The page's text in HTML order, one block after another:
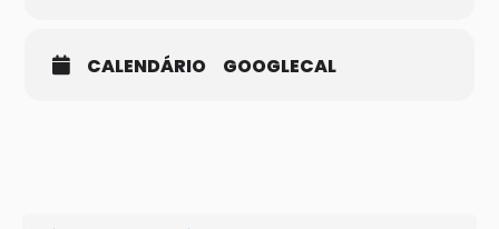
CALENDÁRIO GOOGLECAL